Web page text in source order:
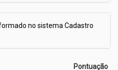
no sistema Cadastro
Pontuação